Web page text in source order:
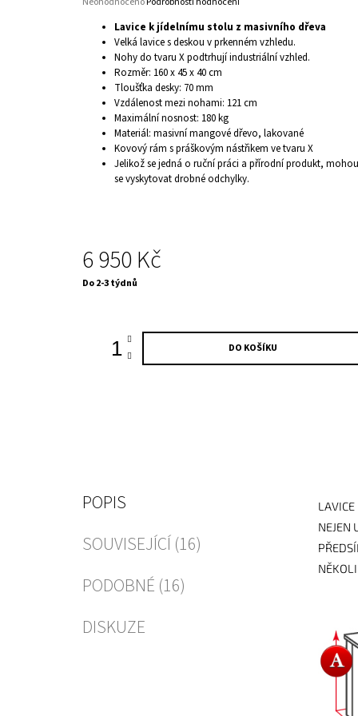
produktu
hvězdiček.
Lavice k jídelnímu stolu z masivního dřeva
Velká lavice s deskou v prkenném vzhledu.
Nohy do tvaru X podtrhují industriální vzhled.
Rozměr: 160 x 45 x 40 cm
Tloušťka desky: 70 mm
Vzdálenost mezi nohami: 121 cm
Maximální nosnost: 180 kg
Materiál: masivní mangové dřevo, lakované
Kovový rám s práškovým nástřikem ve tvaru X
Jelikož se jedná o ruční práci a přírodní produkt, mohou
se vyskytovat drobné odchylky.
6 950 Kč
Měrná
Do 2-3 týdnů
DO KOŠÍKU
POPIS
SOUVISEJÍCÍ (16)
PODOBNÉ (16)
DISKUZE
NEJEN